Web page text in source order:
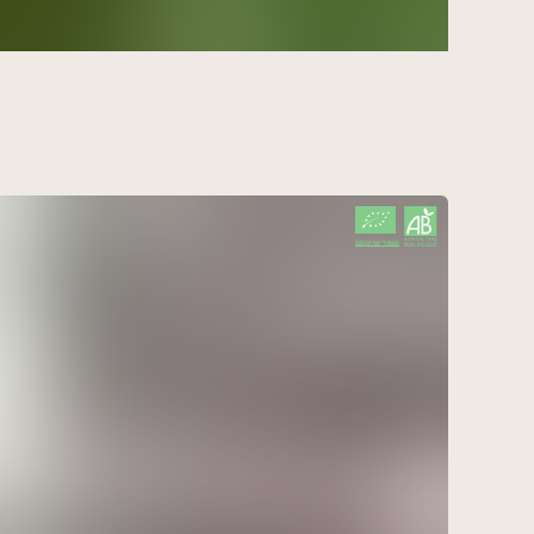
CERTIFIÉ PAR FR-BIO-01
AGRICULTURE FRANCE